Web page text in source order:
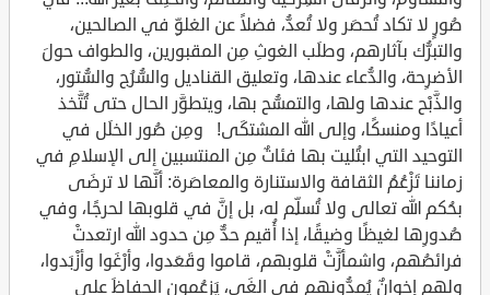
صُورٍ لا تكاد تُحصَر ولا تُعدُّ، فضلاً عن الغلوِّ في الصالحين،
والتبرُّك بآثارهم، وطلَب الغوثِ مِن المقبورين، والطواف حولَ
الأضرِحة، والدُّعاء عندها، وتعليق القناديل والسُّرُج والسُّتور،
والذَّبْح عندها ولها، والتمسُّح بها، ويتطوَّر الحال حتى تُتَّخذ
أعيادًا ومنسكًا، وإلى الله المشتكَى! ومِن صُور الخلَل في
التوحيد التي ابتُليت بها فئاتٌ مِن المنتسبين إلى الإسلامِ في
زماننا تَزْعُمُ الثقافة والاستنارة والمعاصَرة: أنَّها لا ترضَى
بحُكم الله تعالى ولا تُسلِّم له، بل إنَّ في قلوبها لحرجًا، وفي
صُدورِها لغيظًا وضيقًا، إذا أُقيم حدٌّ مِن حدود الله ارتعدتْ
فرائصُهم، واشمأزَّتْ قلوبهم، قاموا وقَعَدوا، وأرْغَوا وأزْبَدوا،
ولهم إخوانٌ يُمدُّونهم في الغَي، يَزعُمون الحفاظَ على